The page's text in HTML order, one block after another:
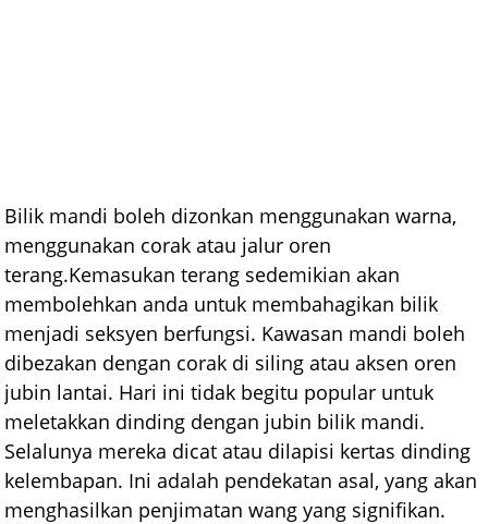
Bilik mandi boleh dizonkan menggunakan warna,
menggunakan corak atau jalur oren
terang.Kemasukan terang sedemikian akan
membolehkan anda untuk membahagikan bilik
menjadi seksyen berfungsi. Kawasan mandi boleh
dibezakan dengan corak di siling atau aksen oren
jubin lantai. Hari ini tidak begitu popular untuk
meletakkan dinding dengan jubin bilik mandi.
Selalunya mereka dicat atau dilapisi kertas dinding
kelembapan. Ini adalah pendekatan asal, yang akan
menghasilkan penjimatan wang yang signifikan.